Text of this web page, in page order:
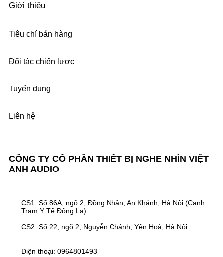
CÔNG TY CỔ PHẦN THIẾT BỊ NGHE NHÌN VIỆT
ANH AUDIO
Điện thoại: 0964801493
CS1: Số 86A, ngõ 2, Đồng Nhân, An Khánh, Hà Nội (Cạnh
Trạm Y Tế Đông La)
CS2: Số 22, ngõ 2, Nguyễn Chánh, Yên Hoà, Hà Nội
Giới thiệu
Tiêu chí bán hàng
Đối tác chiến lược
Tuyển dụng
Liên hệ